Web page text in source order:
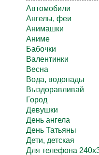
Автомобили
Ангелы, феи
Анимашки
Аниме
Бабочки
Валентинки
Весна
Вода, водопады
Выздоравливай
Город
Девушки
День ангела
День Татьяны
Дети, детская
Для телефона